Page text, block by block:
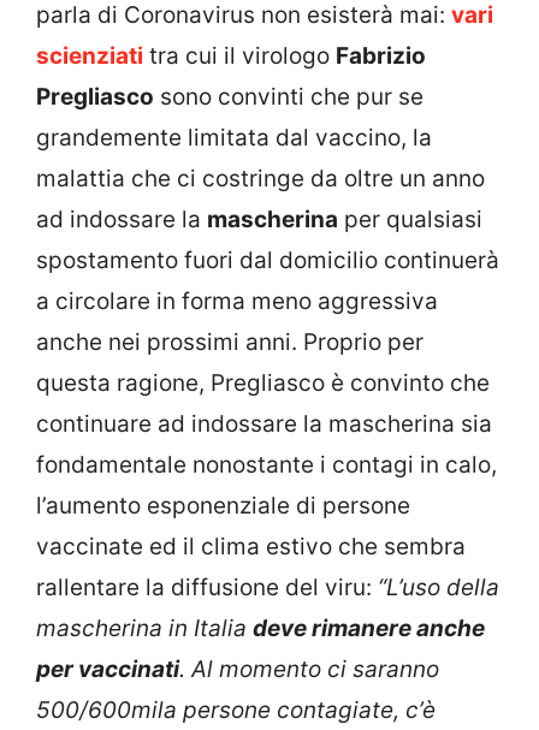
parla di Coronavirus non esisterà mai: vari
scienziati tra cui il virologo Fabrizio
Pregliasco sono convinti che pur se
grandemente limitata dal vaccino, la
malattia che ci costringe da oltre un anno
ad indossare la mascherina per qualsiasi
spostamento fuori dal domicilio continuerà
a circolare in forma meno aggressiva
anche nei prossimi anni. Proprio per
questa ragione, Pregliasco è convinto che
continuare ad indossare la mascherina sia
fondamentale nonostante i contagi in calo,
l’aumento esponenziale di persone
vaccinate ed il clima estivo che sembra
rallentare la diffusione del viru: “L’uso della
mascherina in Italia deve rimanere anche
per vaccinati. Al momento ci saranno
500/600mila persone contagiate, c’è